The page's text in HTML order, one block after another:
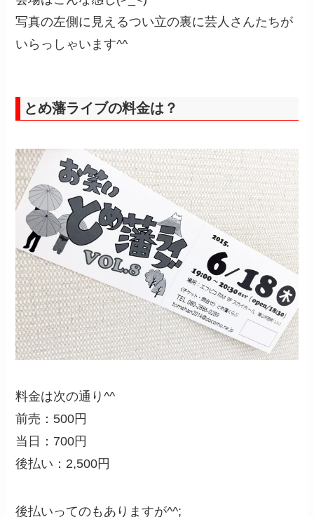
写真の左側に見えるつい立の裏に芸人さんたちが
いらっしゃいます^^
とめ藩ライブの料金は？
料金は次の通り^^
前売：500円
当日：700円
後払い：2,500円
後払いってのもありますが^^;